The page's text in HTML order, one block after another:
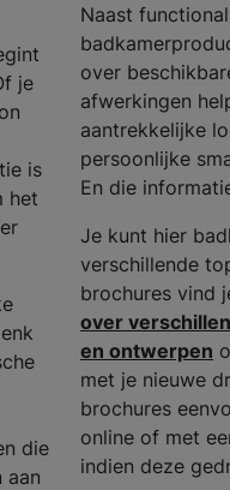
je
is
het
die
aan
Naast
over
afwerkingen
aantrekkelijke
persoonlijke
En die
Je kunt hier
verschillende
brochures vind
over
en ontwerpen
met je nieuwe
brochures
online of met
indien deze